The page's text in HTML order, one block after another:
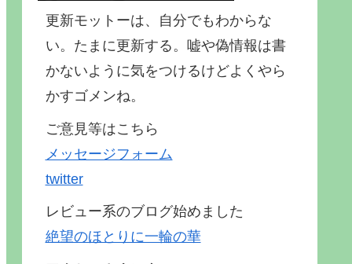
更新モットーは、自分でもわからな
い。たまに更新する。嘘や偽情報は書
かないように気をつけるけどよくやら
かすゴメンね。
ご意見等はこちら
メッセージフォーム
twitter
レビュー系のブログ始めました
絶望のほとりに一輪の華